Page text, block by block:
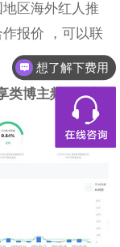
区海外红人推
报价 ，可以联
博主频道数据
想了解下费用